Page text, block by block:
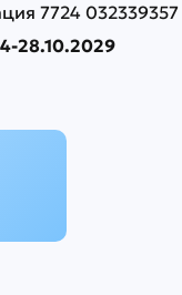
7724
28.10.2029